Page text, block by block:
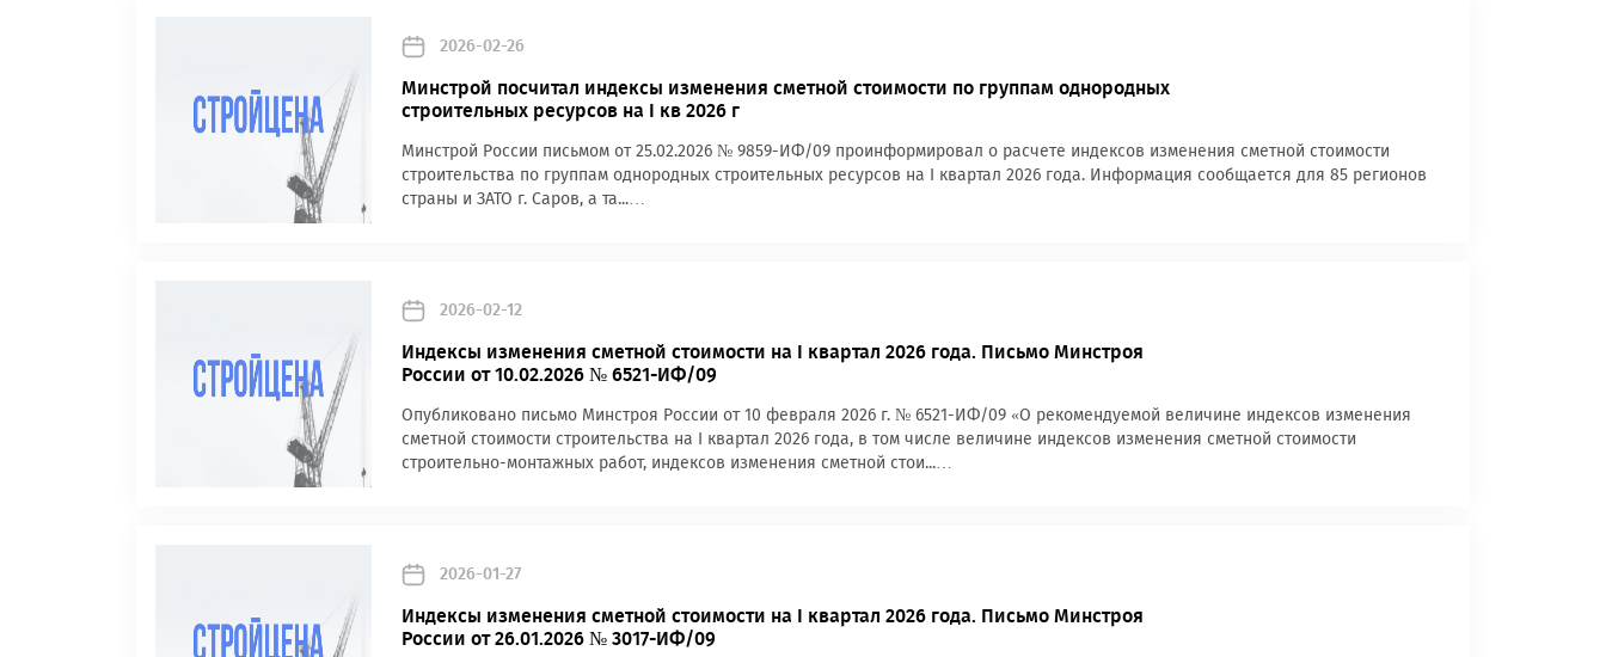
2026-02-26
Минстрой посчитал индексы изменения сметной стоимости по группам однородных
строительных ресурсов на I кв 2026 г
Минстрой России письмом от 25.02.2026 № 9859-ИФ/09 проинформировал о расчете индексов изменения сметной стоимости
строительства по группам однородных строительных ресурсов на I квартал 2026 года. Информация сообщается для 85 регионов
страны и ЗАТО г. Саров, а та...…
2026-02-12
Индексы изменения сметной стоимости на I квартал 2026 года. Письмо Минстроя
России от 10.02.2026 № 6521-ИФ/09
Опубликовано письмо Минстроя России от 10 февраля 2026 г. № 6521-ИФ/09 «О рекомендуемой величине индексов изменения
сметной стоимости строительства на I квартал 2026 года, в том числе величине индексов изменения сметной стоимости
строительно-монтажных работ, индексов изменения сметной стои...…
2026-01-27
Индексы изменения сметной стоимости на I квартал 2026 года. Письмо Минстроя
России от 26.01.2026 № 3017-ИФ/09